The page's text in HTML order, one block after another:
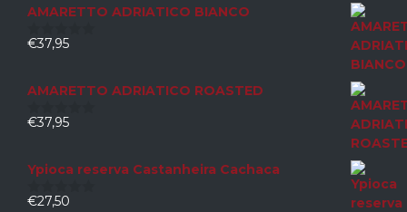
AMARETTO ADRIATICO BIANCO
0
€37,95
AMARETTO ADRIATICO ROASTED
0
€37,95
Ypioca reserva Castanheira Cachaca
0
€27,50